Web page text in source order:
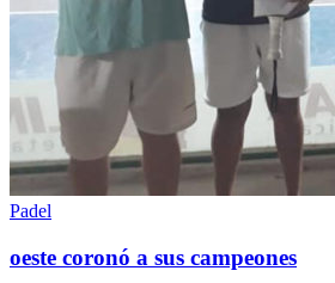
Padel
oeste coronó a sus campeones